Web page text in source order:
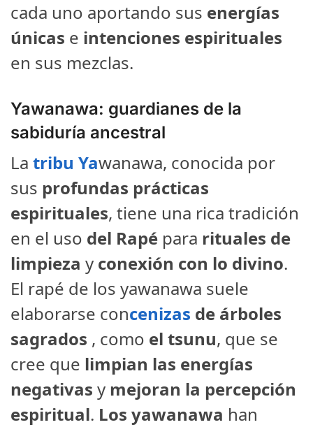
cada uno aportando sus energías
únicas e intenciones espirituales
en sus mezclas.
Yawanawa: guardianes de la
sabiduría ancestral
La tribu Yawanawa, conocida por
sus profundas prácticas
espirituales, tiene una rica tradición
en el uso del Rapé para rituales de
limpieza y conexión con lo divino.
El rapé de los yawanawa suele
elaborarse concenizas de árboles
sagrados , como el tsunu, que se
cree que limpian las energías
negativas y mejoran la percepción
espiritual. Los yawanawa han